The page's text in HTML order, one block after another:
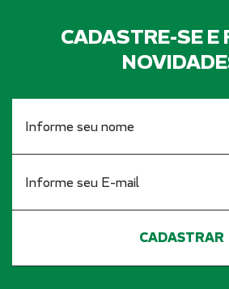
CADASTRE-SE E